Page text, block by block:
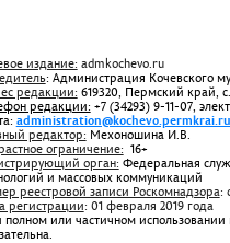
издание: admkochevo.ru
: Администрация Кочевского
редакции: 619320, Пермский край,
редакции: +7 (34293) 9-11-07,
administration@kochevo.permkrai.ru
редактор: Мехоношина И.В.
ограничение: 16+
орган: Федеральная
и массовых коммуникаций
реестровой записи Роскомнадзора:
регистрации: 01 февраля 2019 года
полном или частичном использовании